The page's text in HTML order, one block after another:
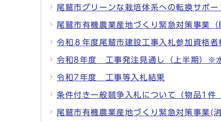
尾鷲市グリーンな栽培体系への転換サポ
尾鷲市有機農業産地づくり緊急対策事業
令和８年度尾鷲市建設工事入札参加資格
令和8年度 工事発注見通し（上半期）※
令和7年度 工事等入札結果
条件付き一般競争入札について（物品1
尾鷲市有機農業産地づくり緊急対策事業(